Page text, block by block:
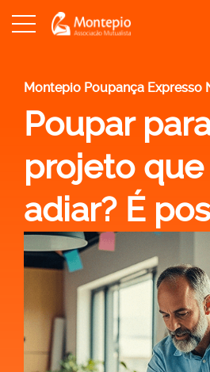
Montepio Poupança Expresso
Poupar
projeto
adiar? É